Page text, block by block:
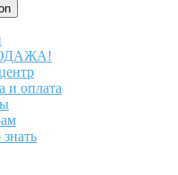
и оплата